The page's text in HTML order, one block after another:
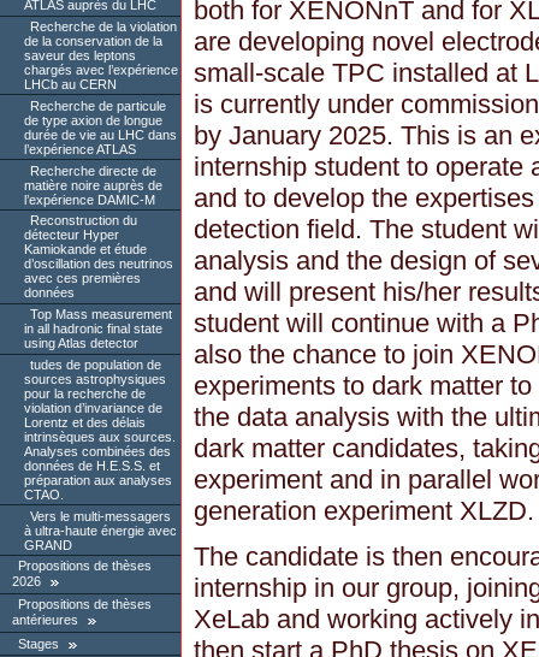
ATLAS auprès du LHC
Recherche de la violation
de la conservation de la
saveur des leptons
chargés avec l’expérience
LHCb au CERN
Recherche de particule
de type axion de longue
durée de vie au LHC dans
l’expérience ATLAS
Recherche directe de
matière noire auprès de
l’expérience DAMIC-M
Reconstruction du
détecteur Hyper
Kamiokande et étude
d’oscillation des neutrinos
avec ces premières
données
Top Mass measurement
in all hadronic final state
using Atlas detector
tudes de population de
sources astrophysiques
pour la recherche de
violation d’invariance de
Lorentz et des délais
intrinsèques aux sources.
Analyses combinées des
données de H.E.S.S. et
préparation aux analyses
CTAO.
Vers le multi-messagers
à ultra-haute énergie avec
GRAND
Propositions de thèses
2026
Propositions de thèses
antérieures
Stages
both for XENONnT and for
are developing novel
small-scale TPC installed at
is currently under
by January 2025. This is an
internship student to operate
and to develop the
detection field. The student
analysis and the design of
and will present his/her
student will continue with a
also the chance to join
experiments to dark matter
the data analysis with the
dark matter candidates,
experiment and in parallel
generation experiment XLZD.
The candidate is then
internship in our group,
XeLab and working actively
then start a PhD thesis on